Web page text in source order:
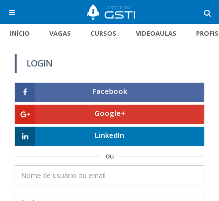
INÍCIO VAGAS CURSOS VIDEOAULAS
LOGIN
Facebook
Google+
LinkedIn
ou